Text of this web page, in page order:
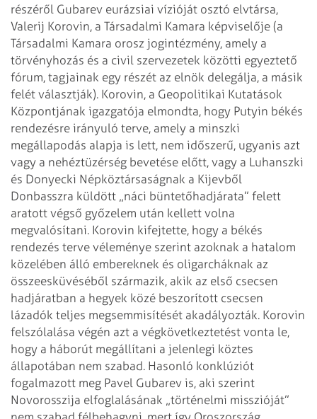
részéről Gubarev eurázsiai vízióját osztó elvtársa,
Valerij Korovin, a Társadalmi Kamara képviselője (a
Társadalmi Kamara orosz jogintézmény, amely a
törvényhozás és a civil szervezetek közötti egyeztető
fórum, tagjainak egy részét az elnök delegálja, a másik
felét választják). Korovin, a Geopolitikai Kutatások
Központjának igazgatója elmondta, hogy Putyin békés
rendezésre irányuló terve, amely a minszki
megállapodás alapja is lett, nem időszerű, ugyanis azt
vagy a nehéztüzérség bevetése előtt, vagy a Luhanszki
és Donyecki Népköztársaságnak a Kijevből
Donbasszra küldött „náci büntetőhadjárata” felett
aratott végső győzelem után kellett volna
megvalósítani. Korovin kifejtette, hogy a békés
rendezés terve véleménye szerint azoknak a hatalom
közelében álló embereknek és oligarcháknak az
összeesküvéséből származik, akik az első csecsen
hadjáratban a hegyek közé beszorított csecsen
lázadók teljes megsemmisítését akadályozták. Korovin
felszólalása végén azt a végkövetkeztetést vonta le,
hogy a háborút megállítani a jelenlegi köztes
állapotában nem szabad. Hasonló konklúziót
fogalmazott meg Pavel Gubarev is, aki szerint
Novorosszija elfoglalásának „történelmi misszióját”